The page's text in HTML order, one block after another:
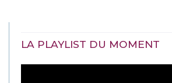
LA PLAYLIST DU MOMENT